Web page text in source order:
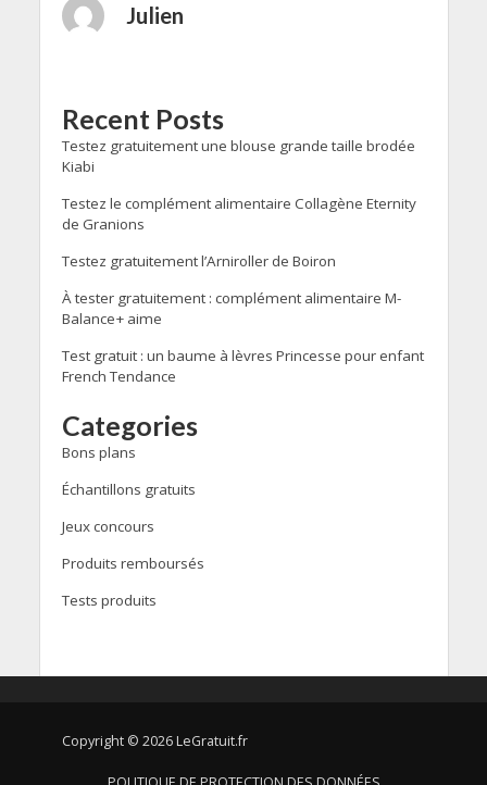
Julien
Recent Posts
Testez gratuitement une blouse grande taille brodée
Kiabi
Testez le complément alimentaire Collagène Eternity
de Granions
Testez gratuitement l’Arniroller de Boiron
À tester gratuitement : complément alimentaire M-
Balance+ aime
Test gratuit : un baume à lèvres Princesse pour enfant
French Tendance
Categories
Bons plans
Échantillons gratuits
Jeux concours
Produits remboursés
Tests produits
Copyright © 2026 LeGratuit.fr